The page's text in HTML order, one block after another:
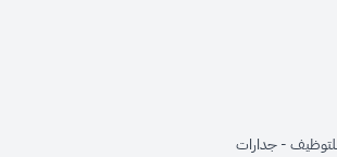
opens in new
opens in
opens in
opens in
opens in new
opens in new
- جداراتopens in new window